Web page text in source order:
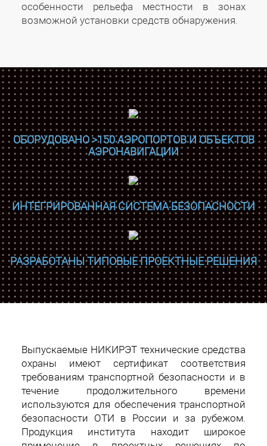
особенности рельефа местности в зонах
возможной установки средств обнаружения.
ОБОРУДОВАНО >150 АЭРОПОРТОВ И ОБЪЕКТОВ
АЭРОНАВИГАЦИИ
ИНТЕГРИРОВАННАЯ СИСТЕМА БЕЗОПАСНОСТИ
РАЗРАБОТАНЫ ТИПОВЫЕ ПРОЕКТНЫЕ РЕШЕНИЯ
Выпускаемые НИКИРЭТ технические средства
охраны имеют сертификат соответствия
требованиям транспортной безопасности и в
течение продолжительного времени
используются для обеспечения транспортной
безопасности ОТИ в России и за рубежом.
Продукция института находит широкое